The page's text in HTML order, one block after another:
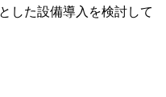
した設備導入を検討して